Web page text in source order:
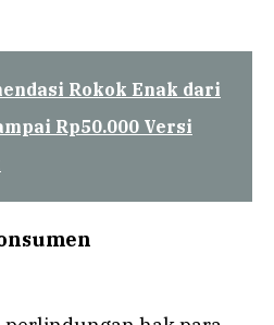
Rokok Enak dari
Rp50.000 Versi